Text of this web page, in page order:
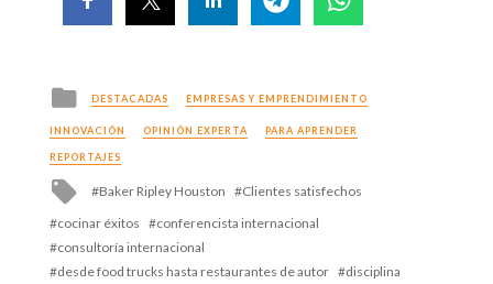
Posted
in
DESTACADAS EMPRESAS Y EMPRENDIMIENTO
INNOVACIÓN OPINIÓN EXPERTA PARA APRENDER
REPORTAJES
Tagged
Baker Ripley Houston
Clientes satisfechos
cocinar éxitos
conferencista internacional
consultoría internacional
desde food trucks hasta restaurantes de autor
disciplina